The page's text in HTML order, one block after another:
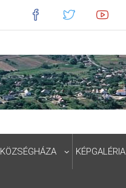
KÖZSÉGHÁZA KÉPGALÉRIA